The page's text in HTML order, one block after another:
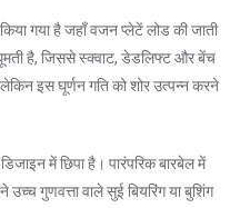
गया है जहाँ वजन प्लेटें लोड की जाती
है, जिससे स्क्वाट, डेडलिफ्ट और बेंच
इस घूर्णन गति को शोर उत्पन्न करने
में छिपा है। पारंपरिक बारबेल में
उच्च गुणवत्ता वाले सुई बियरिंग या बुशिंग